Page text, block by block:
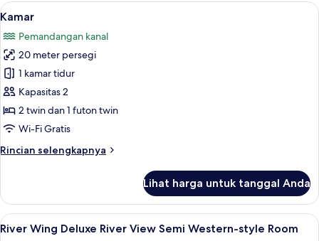
Lihat
semua
foto
untuk
Kamar
Kamar | Brankas, setrika/meja
11
Kamar
Pemandangan kanal
20 meter persegi
1 kamar tidur
Kapasitas 2
2 twin dan 1 futon twin
Wi-Fi Gratis
Rincian selengkapnya
Rincian
Kamar
Lihat harga untuk tanggal Anda
Lihat
semua
Brankas, setrika/meja setrika, Wi-Fi
1
River Wing Deluxe River View Semi Western-style Room